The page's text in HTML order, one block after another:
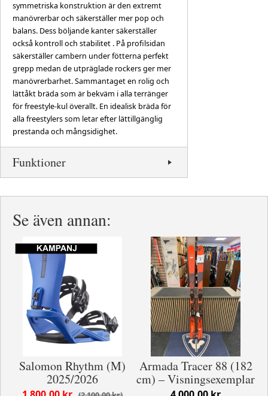
symmetriska konstruktion är den extremt
manövrerbar och säkerställer mer pop och
balans. Dess böljande kanter säkerställer
också kontroll och stabilitet . På profilsidan
säkerställer cambern under fötterna perfekt
grepp medan de utpräglade rockers ger mer
manövrerbarhet. Sammantaget en rolig och
lättåkt bräda som är bekväm i alla terränger
för freestyle-kul överallt. En idealisk bräda för
alla freestylers som letar efter lättillgänglig
prestanda och mångsidighet.
Funktioner
Se även annan:
Salomon Rhythm (M)
2025/2026
Armada Tracer 88 (182
cm) – Visningsexemplar